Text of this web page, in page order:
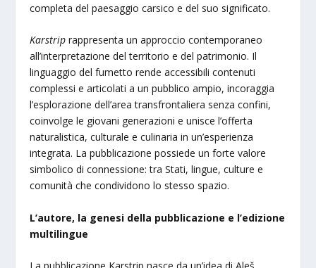
completa del paesaggio carsico e del suo significato.
Karstrip rappresenta un approccio contemporaneo
all’interpretazione del territorio e del patrimonio. Il
linguaggio del fumetto rende accessibili contenuti
complessi e articolati a un pubblico ampio, incoraggia
l’esplorazione dell’area transfrontaliera senza confini,
coinvolge le giovani generazioni e unisce l’offerta
naturalistica, culturale e culinaria in un’esperienza
integrata. La pubblicazione possiede un forte valore
simbolico di connessione: tra Stati, lingue, culture e
comunità che condividono lo stesso spazio.
L’autore, la genesi della pubblicazione e l’edizione
multilingue